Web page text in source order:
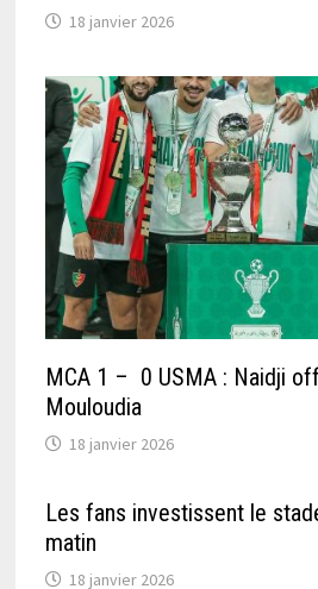
18 janvier 2026
MCA 1 – 0 USMA : Naidji
Mouloudia
18 janvier 2026
Les fans investissent le
matin
18 janvier 2026